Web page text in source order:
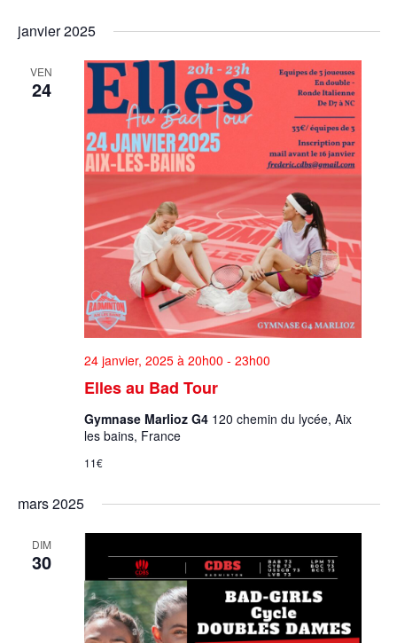
janvier 2025
VEN
24
Elles au Bad Tour
24 janvier, 2025 à 20h00 - 23h00
Gymnase Marlioz G4 120 chemin du lycée, Aix
les bains, France
11€
mars 2025
DIM
30